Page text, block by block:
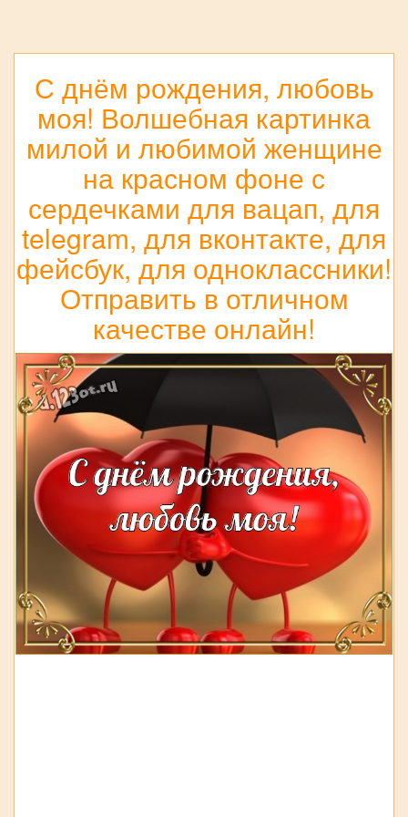
С днём рождения, любовь
моя! Волшебная картинка
милой и любимой женщине
на красном фоне с
сердечками для вацап, для
telegram, для вконтакте, для
фейсбук, для одноклассники!
Отправить в отличном
качестве онлайн!